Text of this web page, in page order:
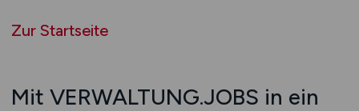
Zur Startseite
Mit VERWALTUNG.JOBS in ein